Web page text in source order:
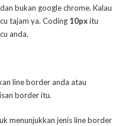
bukan google chrome. Kalau
tajam ya. Coding 10pxitu
anda.
line border anda atau
border itu.
menunjukkan jenis line border